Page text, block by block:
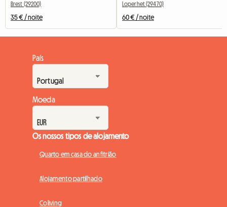
Brest (29200)
35 € / noite
Loperhet (29470)
60 € / noite
País
Moeda
Os nossos tipos de alojamento
Quarto em casa do anfitrião
Alojamento partilhado
Coliving